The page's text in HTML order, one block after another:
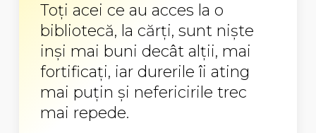
Toţi acei ce au acces la o
bibliotecă, la cărţi, sunt nişte
inşi mai buni decât alţii, mai
fortificaţi, iar durerile îi ating
mai puţin şi nefericirile trec
mai repede.